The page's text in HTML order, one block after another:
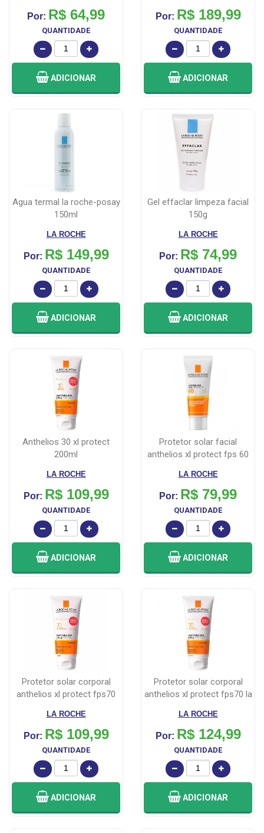
Por: R$ 64,99
QUANTIDADE
ADICIONAR
Por: R$ 189,99
QUANTIDADE
ADICIONAR
agua termal la roche-posay
150ml
LA ROCHE
Por: R$ 149,99
QUANTIDADE
ADICIONAR
gel effaclar limpeza facial
150g
LA ROCHE
Por: R$ 74,99
QUANTIDADE
ADICIONAR
anthelios 30 xl protect
200ml
LA ROCHE
Por: R$ 109,99
QUANTIDADE
ADICIONAR
protetor solar facial
anthelios xl protect fps 60
LA ROCHE
Por: R$ 79,99
QUANTIDADE
ADICIONAR
protetor solar corporal
anthelios xl protect fps70
LA ROCHE
Por: R$ 109,99
QUANTIDADE
ADICIONAR
protetor solar corporal
anthelios xl protect fps70 la
LA ROCHE
Por: R$ 124,99
QUANTIDADE
ADICIONAR